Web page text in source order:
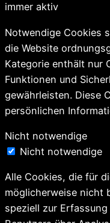
immer aktiv
Notwendige Cookies
die Website
Kategorie enthält nur
Funktionen und
gewährleisten. Diese
persönlichen
Nicht notwendige
Nicht notwendige
Alle Cookies, die für
möglicherweise nicht
speziell zur